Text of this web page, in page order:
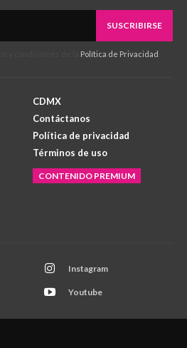
SUSCRIBIRSE
Política de Privacidad
CDMX
Contáctanos
Política de privacidad
Términos de uso
CONTENIDO PREMIUM
Instagram
Youtube